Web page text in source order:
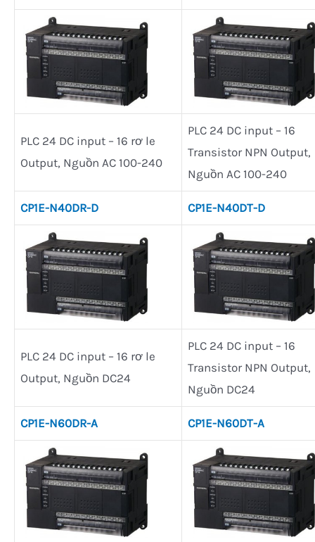
PLC 24 DC input – 16 rơ le
Output, Nguồn AC 100-240
PLC 24 DC input – 16
Transistor NPN Output,
Nguồn AC 100-240
CP1E-N40DR-D CP1E-N40DT-D
PLC 24 DC input – 16 rơ le
Output, Nguồn DC24
PLC 24 DC input – 16
Transistor NPN Output,
Nguồn DC24
CP1E-N60DR-A CP1E-N60DT-A